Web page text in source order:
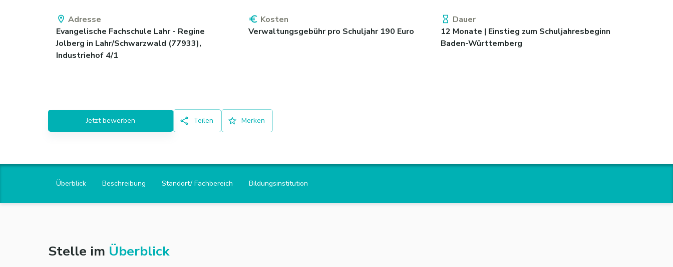
Adresse
Evangelische Fachschule Lahr - Regine
Jolberg in Lahr/Schwarzwald (77933),
Industriehof 4/1
Kosten
Verwaltungsgebühr pro Schuljahr 190 Euro
Dauer
12 Monate | Einstieg zum Schuljahresbeginn
Baden-Württemberg
Jetzt bewerben Teilen Merken
Überblick Beschreibung Standort/ Fachbereich Bildungsinstitution
Stelle im Überblick